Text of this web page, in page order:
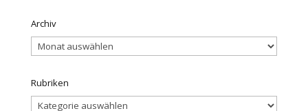
Archiv
Archiv
Rubriken
Rubriken